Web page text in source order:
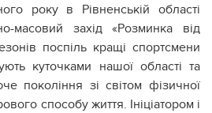
року в Рівненській області
масовий захід «Розминка від
поспіль кращі спортсмени
куточками нашої області та
покоління зі світом фізичної
способу життя. Ініціатором і